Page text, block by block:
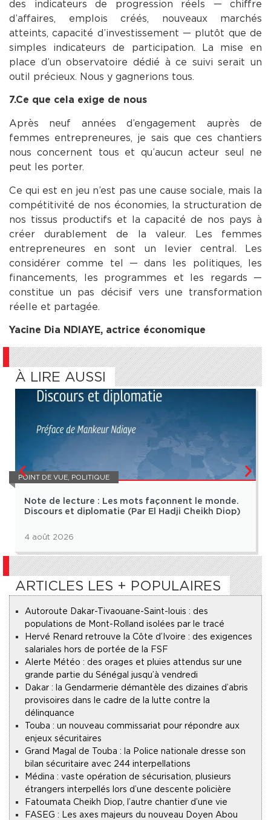
des indicateurs de progression réels — chiffre
d’affaires, emplois créés, nouveaux marchés
atteints, capacité d’investissement — plutôt que de
simples indicateurs de participation. La mise en
place d’un observatoire dédié à ce suivi serait un
outil précieux. Nous y gagnerions tous.
7.Ce que cela exige de nous
Après neuf années d’engagement auprès de
femmes entrepreneures, je sais que ces chantiers
nous concernent tous et qu’aucun acteur seul ne
peut les porter.
Ce qui est en jeu n’est pas une cause sociale, mais la
compétitivité de nos économies, la structuration de
nos tissus productifs et la capacité de nos pays à
créer durablement de la valeur. Les femmes
entrepreneures en sont un levier central. Les
considérer comme tel — dans les politiques, les
financements, les programmes et les regards —
constitue un pas décisif vers une transformation
réelle et partagée.
Yacine Dia NDIAYE, actrice économique
À LIRE AUSSI
POINT DE VUE POLITIQUE
Note de lecture : Les mots façonnent le monde.
Discours et diplomatie (Par El Hadji Cheikh Diop)
4 août 2026
ARTICLES LES + POPULAIRES
Autoroute Dakar-Tivaouane-Saint-louis : des
populations de Mont-Rolland isolées par le tracé
Hervé Renard retrouve la Côte d’Ivoire : des exigences
salariales hors de portée de la FSF
Alerte Météo : des orages et pluies attendus sur une
grande partie du Sénégal jusqu’à vendredi
Dakar : la Gendarmerie démantèle des dizaines d’abris
provisoires dans le cadre de la lutte contre la
délinquance
Touba : un nouveau commissariat pour répondre aux
enjeux sécuritaires
Grand Magal de Touba : la Police nationale dresse son
bilan sécuritaire avec 244 interpellations
Médina : vaste opération de sécurisation, plusieurs
étrangers interpellés lors d’une descente policière
Fatoumata Cheikh Diop, l’autre chantier d’une vie
FASEG : Les axes majeurs du nouveau Doyen Abou